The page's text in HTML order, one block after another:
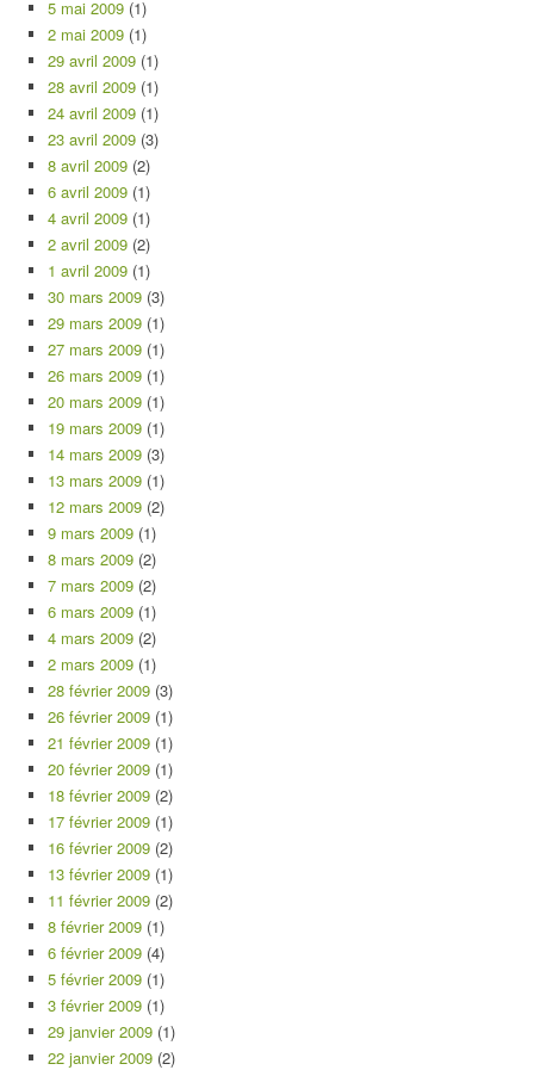
5 mai 2009 (1)
2 mai 2009 (1)
29 avril 2009 (1)
28 avril 2009 (1)
24 avril 2009 (1)
23 avril 2009 (3)
8 avril 2009 (2)
6 avril 2009 (1)
4 avril 2009 (1)
2 avril 2009 (2)
1 avril 2009 (1)
30 mars 2009 (3)
29 mars 2009 (1)
27 mars 2009 (1)
26 mars 2009 (1)
20 mars 2009 (1)
19 mars 2009 (1)
14 mars 2009 (3)
13 mars 2009 (1)
12 mars 2009 (2)
9 mars 2009 (1)
8 mars 2009 (2)
7 mars 2009 (2)
6 mars 2009 (1)
4 mars 2009 (2)
2 mars 2009 (1)
28 février 2009 (3)
26 février 2009 (1)
21 février 2009 (1)
20 février 2009 (1)
18 février 2009 (2)
17 février 2009 (1)
16 février 2009 (2)
13 février 2009 (1)
11 février 2009 (2)
8 février 2009 (1)
6 février 2009 (4)
5 février 2009 (1)
3 février 2009 (1)
29 janvier 2009 (1)
22 janvier 2009 (2)